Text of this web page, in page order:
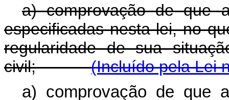
a) comprovação de que
especificadas nesta lei, no
regularidade de sua
civil;(Incluído pela Lei
a) comprovação de que